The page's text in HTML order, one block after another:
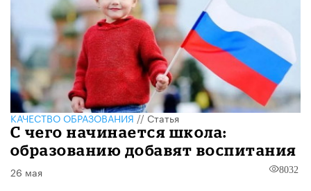
КАЧЕСТВО ОБРАЗОВАНИЯ//Статья
С чего начинается школа:
образованию добавят воспитания
26 мая 8032